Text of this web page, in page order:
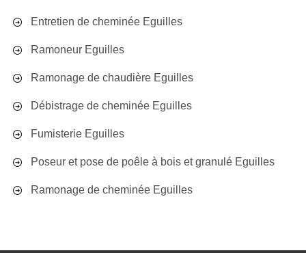
Entretien de cheminée Eguilles
Ramoneur Eguilles
Ramonage de chaudière Eguilles
Débistrage de cheminée Eguilles
Fumisterie Eguilles
Poseur et pose de poêle à bois et granulé Eguilles
Ramonage de cheminée Eguilles